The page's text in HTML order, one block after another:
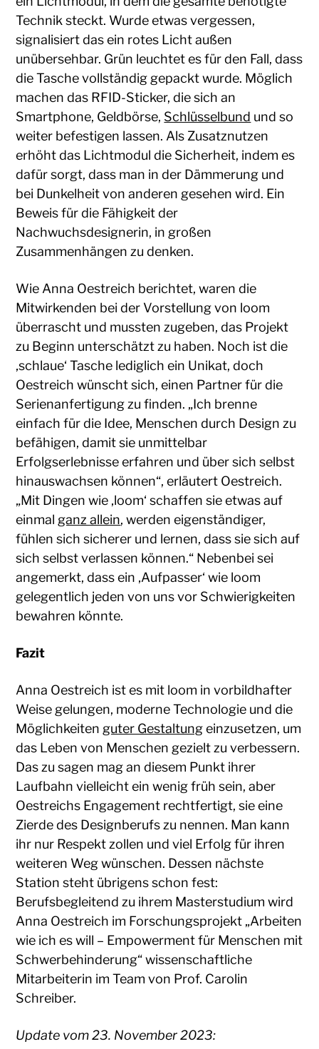
Technik steckt. Wurde etwas vergessen,
signalisiert das ein rotes Licht außen
unübersehbar. Grün leuchtet es für den Fall, dass
die Tasche vollständig gepackt wurde. Möglich
machen das RFID-Sticker, die sich an
Smartphone, Geldbörse, Schlüsselbund und so
weiter befestigen lassen. Als Zusatznutzen
erhöht das Lichtmodul die Sicherheit, indem es
dafür sorgt, dass man in der Dämmerung und
bei Dunkelheit von anderen gesehen wird. Ein
Beweis für die Fähigkeit der
Nachwuchsdesignerin, in großen
Zusammenhängen zu denken.
Wie Anna Oestreich berichtet, waren die
Mitwirkenden bei der Vorstellung von loom
überrascht und mussten zugeben, das Projekt
zu Beginn unterschätzt zu haben. Noch ist die
‚schlaue‘ Tasche lediglich ein Unikat, doch
Oestreich wünscht sich, einen Partner für die
Serienanfertigung zu finden. „Ich brenne
einfach für die Idee, Menschen durch Design zu
befähigen, damit sie unmittelbar
Erfolgserlebnisse erfahren und über sich selbst
hinauswachsen können“, erläutert Oestreich.
„Mit Dingen wie ‚loom‘ schaffen sie etwas auf
einmal ganz allein, werden eigenständiger,
fühlen sich sicherer und lernen, dass sie sich auf
sich selbst verlassen können.“ Nebenbei sei
angemerkt, dass ein ‚Aufpasser‘ wie loom
gelegentlich jeden von uns vor Schwierigkeiten
bewahren könnte.
Fazit
Anna Oestreich ist es mit loom in vorbildhafter
Weise gelungen, moderne Technologie und die
Möglichkeiten guter Gestaltungeinzusetzen, um
das Leben von Menschen gezielt zu verbessern.
Das zu sagen mag an diesem Punkt ihrer
Laufbahn vielleicht ein wenig früh sein, aber
Oestreichs Engagement rechtfertigt, sie eine
Zierde des Designberufs zu nennen. Man kann
ihr nur Respekt zollen und viel Erfolg für ihren
weiteren Weg wünschen. Dessen nächste
Station steht übrigens schon fest:
Berufsbegleitend zu ihrem Masterstudium wird
Anna Oestreich im Forschungsprojekt „Arbeiten
wie ich es will – Empowerment für Menschen mit
Schwerbehinderung“ wissenschaftliche
Mitarbeiterin im Team von Prof. Carolin
Schreiber.
Update vom 23. November 2023: